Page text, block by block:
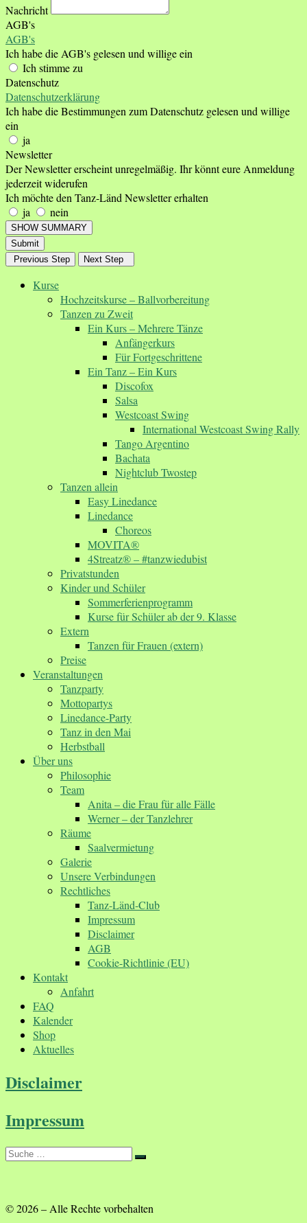
Nachricht
AGB's
AGB's
Ich habe die AGB's gelesen und willige ein
Ich stimme zu
Datenschutz
Datenschutzerklärung
Ich habe die Bestimmungen zum Datenschutz gelesen und willige
ein
ja
Newsletter
Der Newsletter erscheint unregelmäßig. Ihr könnt eure Anmeldung
jederzeit widerufen
Ich möchte den Tanz-Länd Newsletter erhalten
ja
nein
SHOW SUMMARY
Submit
Previous Step
Next Step
Kurse
Hochzeitskurse – Ballvorbereitung
Tanzen zu Zweit
Ein Kurs – Mehrere Tänze
Anfängerkurs
Für Fortgeschrittene
Ein Tanz – Ein Kurs
Discofox
Salsa
Westcoast Swing
International Westcoast Swing Rally
Tango Argentino
Bachata
Nightclub Twostep
Tanzen allein
Easy Linedance
Linedance
Choreos
MOVITA®
4Streatz® – #tanzwiedubist
Privatstunden
Kinder und Schüler
Sommerferienprogramm
Kurse für Schüler ab der 9. Klasse
Extern
Tanzen für Frauen (extern)
Preise
Veranstaltungen
Tanzparty
Mottopartys
Linedance-Party
Tanz in den Mai
Herbstball
Über uns
Philosophie
Team
Anita – die Frau für alle Fälle
Werner – der Tanzlehrer
Räume
Saalvermietung
Galerie
Unsere Verbindungen
Rechtliches
Tanz-Länd-Club
Impressum
Disclaimer
AGB
Cookie-Richtlinie (EU)
Kontakt
Anfahrt
FAQ
Kalender
Shop
Aktuelles
Disclaimer
Impressum
Suche
Suche
© 2026– Alle Rechte vorbehalten